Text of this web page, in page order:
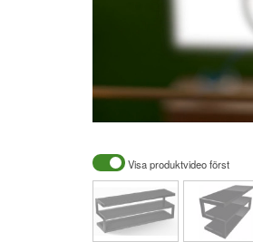
Visa produktvideo först